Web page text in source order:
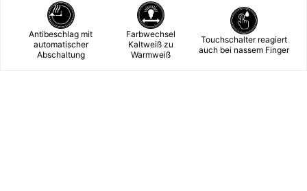
Antibeschlag mit
automatischer
Abschaltung
Farbwechsel
Kaltweiß zu
Warmweiß
Touchschalter reagiert
auch bei nassem Finger